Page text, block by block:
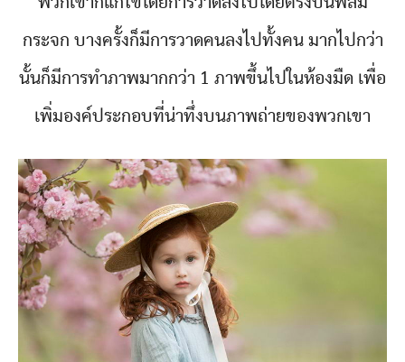
กระจก บางครั้งก็มีการวาดคนลงไปทั้งคน มากไปกว่า
นั้นก็มีการทำภาพมากกว่า 1 ภาพขึ้นไปในห้องมืด เพื่อ
เพิ่มองค์ประกอบที่น่าทึ่งบนภาพถ่ายของพวกเขา